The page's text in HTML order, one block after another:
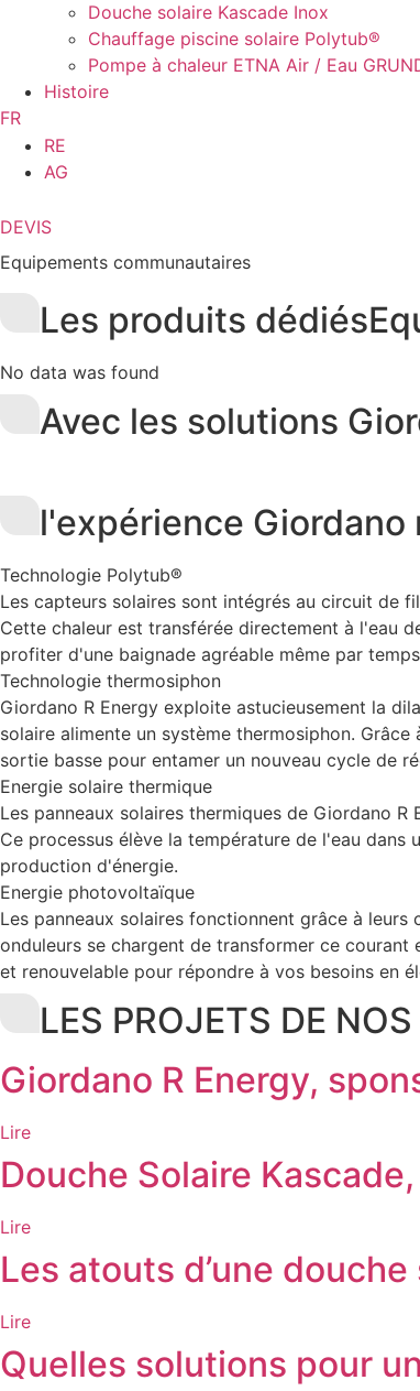
Douche solaire Kascade Inox
Chauffage piscine solaire Polytub®
Pompe à chaleur ETNA Air / Eau
Histoire
FR
RE
AG
DEVIS
Equipements communautaires
Les produits dédiés
No data was found
Avec les solutions
l'expérience Giordano
Technologie Polytub®
Les capteurs solaires sont intégrés au circuit de
Cette chaleur est transférée directement à l'eau
profiter d'une baignade agréable même par
Technologie thermosiphon
Giordano R Energy exploite astucieusement la
solaire alimente un système thermosiphon.
sortie basse pour entamer un nouveau cycle de
Energie solaire thermique
Les panneaux solaires thermiques de Giordano
Ce processus élève la température de l'eau
production d'énergie.
Energie photovoltaïque
Les panneaux solaires fonctionnent grâce à
onduleurs se chargent de transformer ce
et renouvelable pour répondre à vos besoins en
LES PROJETS DE
Giordano R Energy,
Lire
Douche Solaire
Lire
Les atouts d’une
Lire
Quelles solutions pour